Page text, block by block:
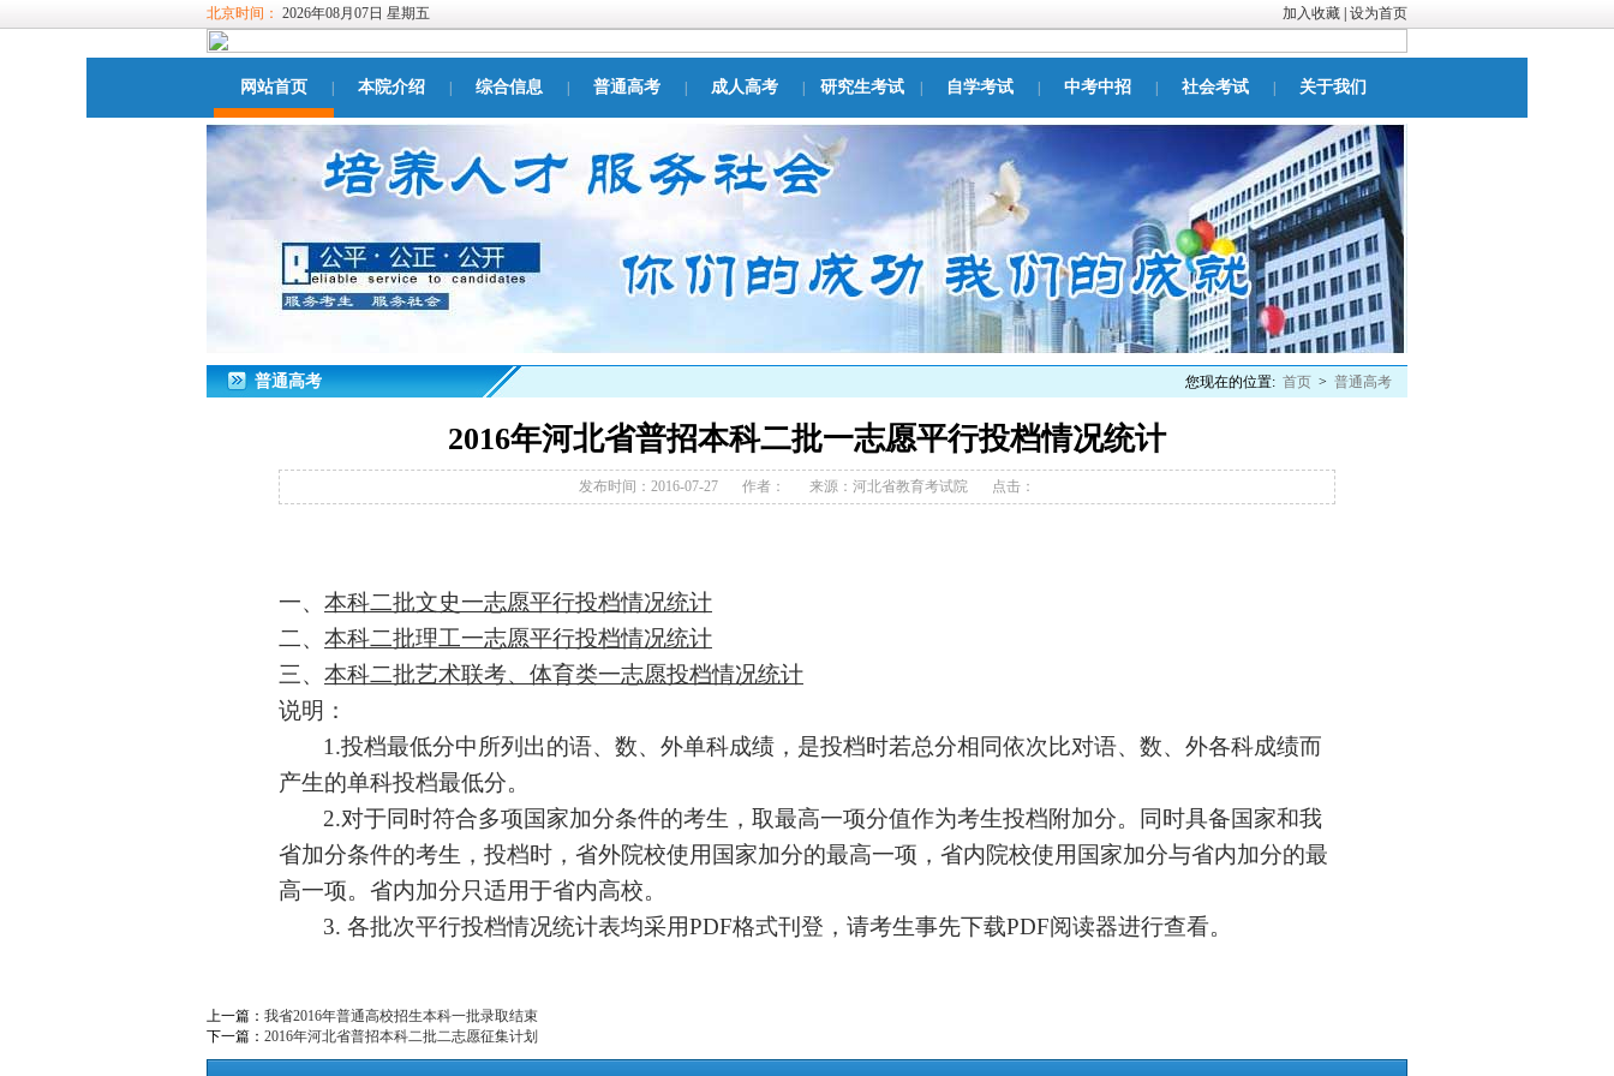
加入收藏 设为首页
北京时间： 2026年08月07日 星期五
网站首页 本院介绍 综合信息 普通高考 成人高考 研究生考试 自学考试 中考中招 社会考试 关于我们
您现在的位置: 首页 > 普通高考
普通高考
2016年河北省普招本科二批一志愿平行投档情况统计
发布时间：2016-07-27 作者： 来源： 河北省教育考试院 点击：
一、 本科二批文史一志愿平行投档情况统计
二、 本科二批理工一志愿平行投档情况统计
三、 本科二批艺术联考、体育类一志愿投档情况统计
说明：
1.投档最低分中所列出的语、数、外单科成绩，是投档时若总分相同依次比对语、数、外各科成绩而
产生的单科投档最低分。
2.对于同时符合多项国家加分条件的考生，取最高一项分值作为考生投档附加分。同时具备国家和我
省加分条件的考生，投档时，省外院校使用国家加分的最高一项，省内院校使用国家加分与省内加分的最
高一项。省内加分只适用于省内高校。
3.各批次平行投档情况统计表均采用PDF格式刊登，请考生事先下载PDF阅读器进行查看。
上一篇： 我省2016年普通高校招生本科一批录取结束
下一篇： 2016年河北省普招本科二批二志愿征集计划